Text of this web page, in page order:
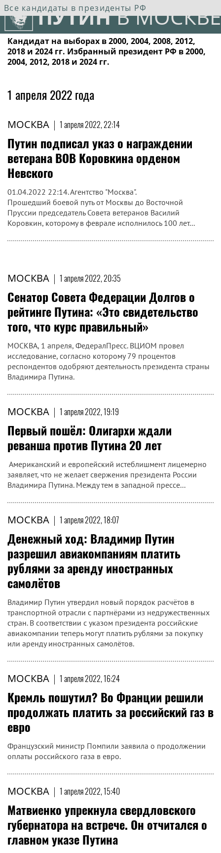
ПУТИНВ МОСКВЕ
Все кандидаты в президенты РФ
Кандидат на выборах в 2000, 2004, 2008, 2012,
2018 и 2024 гг. Избранный президент РФ в 2000,
2004, 2012, 2018 и 2024 гг.
1 апреля 2022 года
МОСКВА | 1 апреля 2022, 22:14
Путин подписал указ о награждении
ветерана ВОВ Коровкина орденом
Невского
01.04.2022 22:14. Агентство "Москва".
Прошедший боевой путь от Москвы до Восточной
Пруссии председатель Совета ветеранов Василий
Коровкин, которому в феврале исполнилось 100 лет...
МОСКВА | 1 апреля 2022, 20:35
Сенатор Совета Федерации Долгов о
рейтинге Путина: «Это свидетельство
того, что курс правильный»
МОСКВА, 1 апреля, ФедералПресс. ВЦИОМ провел
исследование, согласно которому 79 процентов
респондентов одобряют деятельность президента страны
Владимира Путина.
МОСКВА | 1 апреля 2022, 19:19
Первый пошёл: Олигархи ждали
реванша против Путина 20 лет
Американский и европейский истеблишмент лицемерно
заявляет, что не желает свержения президента России
Владимира Путина. Между тем в западной прессе...
МОСКВА | 1 апреля 2022, 18:07
Денежный ход: Владимир Путин
разрешил авиакомпаниям платить
рублями за аренду иностранных
самолётов
Владимир Путин утвердил новый порядок расчётов в
транспортной отрасли с партнёрами из недружественных
стран. В соответствии с указом президента российские
авиакомпании теперь могут платить рублями за покупку
или аренду иностранных самолётов.
МОСКВА | 1 апреля 2022, 16:24
Кремль пошутил? Во Франции решили
продолжать платить за российский газ в
евро
Французский министр Помпили заявила о продолжении
оплаты российского газа в евро.
МОСКВА | 1 апреля 2022, 15:40
Матвиенко упрекнула свердловского
губернатора на встрече. Он отчитался о
главном указе Путина